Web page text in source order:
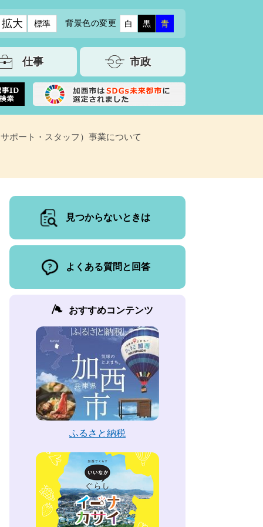
拡大 標準 背景色の変更 白 黒 青
仕事 市政
ポート・スタッフ）事業について
見つからないときは
よくある質問と回答
おすすめコンテンツ
ふるさと納税